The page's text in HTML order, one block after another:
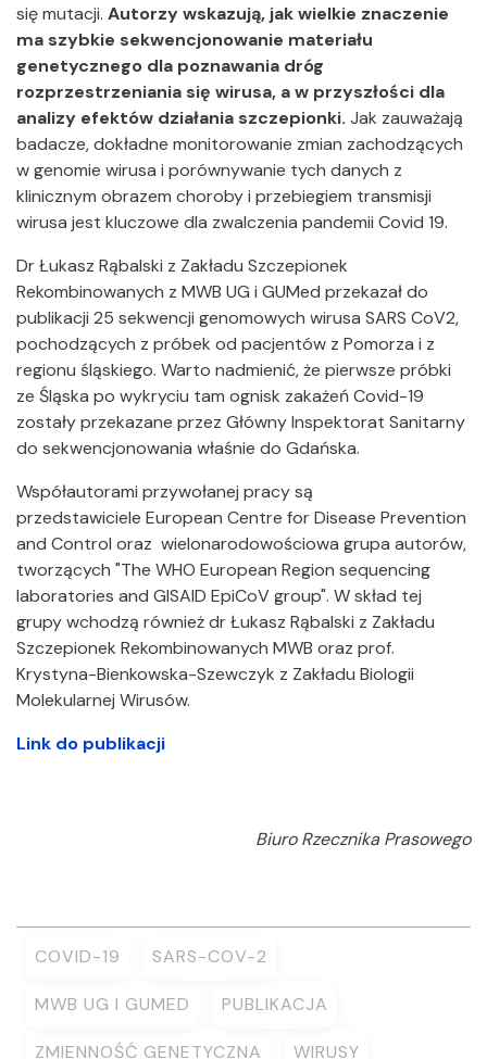
się mutacji. Autorzy wskazują, jak wielkie znaczenie
ma szybkie sekwencjonowanie materiału
genetycznego dla poznawania dróg
rozprzestrzeniania się wirusa, a w przyszłości dla
analizy efektów działania szczepionki. Jak zauważają
badacze, dokładne monitorowanie zmian zachodzących
w genomie wirusa i porównywanie tych danych z
klinicznym obrazem choroby i przebiegiem transmisji
wirusa jest kluczowe dla zwalczenia pandemii Covid 19.
Dr Łukasz Rąbalski z Zakładu Szczepionek
Rekombinowanych z MWB UG i GUMed przekazał do
publikacji 25 sekwencji genomowych wirusa SARS CoV2,
pochodzących z próbek od pacjentów z Pomorza i z
regionu śląskiego. Warto nadmienić, że pierwsze próbki
ze Śląska po wykryciu tam ognisk zakażeń Covid-19
zostały przekazane przez Główny Inspektorat Sanitarny
do sekwencjonowania właśnie do Gdańska.
Współautorami przywołanej pracy są
przedstawiciele European Centre for Disease Prevention
and Control oraz wielonarodowościowa grupa autorów,
tworzących "The WHO European Region sequencing
laboratories and GISAID EpiCoV group". W skład tej
grupy wchodzą również dr Łukasz Rąbalski z Zakładu
Szczepionek Rekombinowanych MWB oraz prof.
Krystyna-Bienkowska-Szewczyk z Zakładu Biologii
Molekularnej Wirusów.
Link do publikacji
Biuro Rzecznika Prasowego
COVID-19 SARS-COV-2
MWB UG I GUMED PUBLIKACJA
ZMIENNOŚĆ GENETYCZNA WIRUSY